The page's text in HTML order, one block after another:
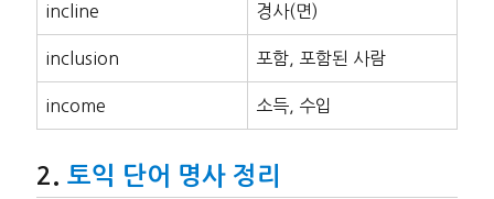
incline 경사(면)
inclusion 포함, 포함된 사람
income 소득, 수입
토익 단어 명사 정리